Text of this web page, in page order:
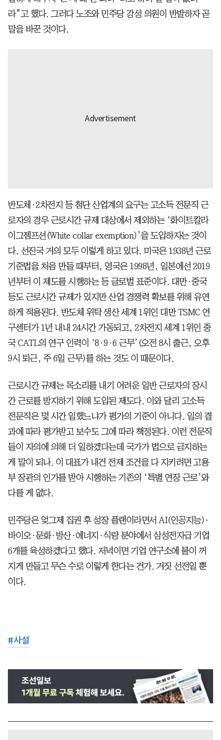
라”고 했다. 그러다 노조와 민주당 강성 의원이 반발하자 곧
말을 바꾼 것이다.
반도체·2차전지 등 첨단 산업계의 요구는 고소득 전문직 근
로자의 경우 근로시간 규제 대상에서 제외하는 ‘화이트칼라
이그젬프션(White collar exemption)’을 도입하자는 것이
다. 선진국 거의 모두 이렇게 하고 있다. 미국은 1938년 근로
기준법을 처음 만들 때부터, 영국은 1998년, 일본에선 2019
년부터 이 제도를 시행하는 등 글로벌 표준이다. 대만·중국
등도 근로시간 규제가 있지만 산업 경쟁력 확보를 위해 유연
하게 적용된다. 반도체 위탁 생산 세계 1위인 대만 TSMC 연
구센터가 1년 내내 24시간 가동되고, 2차전지 세계 1위인 중
국 CATL의 연구 인력이 ‘8·9·6 근무’(오전 8시 출근, 오후
9시 퇴근, 주 6일 근무)를 하는 것도 이 때문이다.
근로시간 규제는 목소리를 내기 어려운 일반 근로자의 장시
간 근로를 방지하기 위해 도입된 제도다. 이와 달리 고소득
전문직은 몇 시간 일했느냐가 평가의 기준이 아니다. 일의 결
과에 따라 평가받고 보수도 그에 따라 책정된다. 이런 전문직
들이 자의에 의해 더 일하겠다는데 국가가 법으로 금지하는
게 말이 되나. 이 대표가 내건 전제 조건을 다 지키려면 고용
부 장관의 인가를 받아 시행하는 기존의 ‘특별 연장 근로’와
다를 게 없다.
민주당은 엊그제 집권 후 성장 플랜이라면서 AI(인공지능)·
바이오·문화·방산·에너지·식량 분야에서 삼성전자급 기업
6개를 육성하겠다고 했다. 저녁이면 기업 연구소에 불이 꺼
지게 만들고 무슨 수로 이렇게 한다는 건가. 거짓 선전일 뿐
이다.
#사설